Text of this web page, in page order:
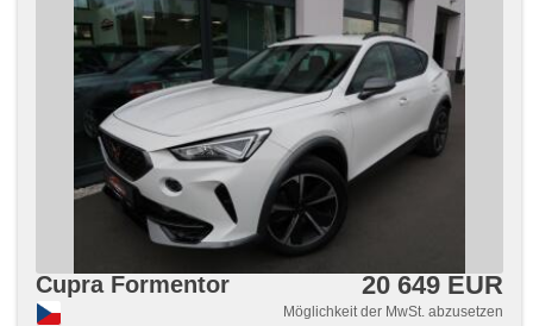
Cupra Formentor 20 649 EUR
Möglichkeit der MwSt. abzusetzen